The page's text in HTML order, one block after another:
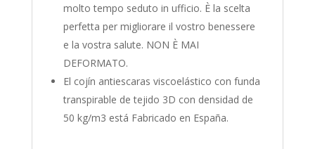
molto tempo seduto in ufficio. È la scelta
perfetta per migliorare il vostro benessere
e la vostra salute. NON È MAI
DEFORMATO.
El cojín antiescaras viscoelástico con funda
transpirable de tejido 3D con densidad de
50 kg/m3 está Fabricado en España.